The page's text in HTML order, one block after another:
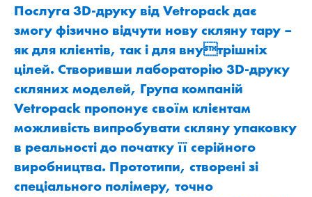
Послуга 3D-друку від Vetropack дає
змогу фізично відчути нову скляну тару –
як для клієнтів, так і для внутрішніх
цілей. Створивши лабораторію 3D-друку
скляних моделей, Група компаній
Vetropack пропонує своїм клієнтам
можливість випробувати скляну упаковку
в реальності до початку її серійного
виробництва. Прототипи, створені зі
спеціального полімеру, точно